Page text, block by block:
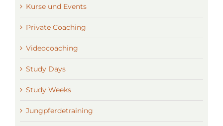
Kurse und Events
Private Coaching
Videocoaching
Study Days
Study Weeks
Jungpferdetraining